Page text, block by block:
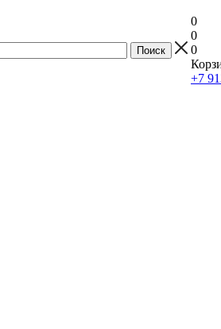
0
0
0
+7